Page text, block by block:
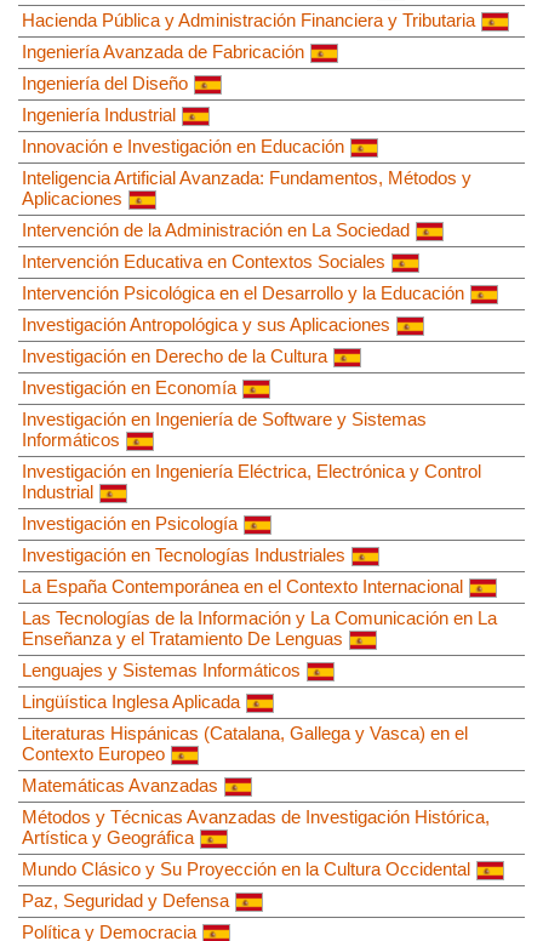
Hacienda Pública y Administración Financiera y Tributaria
Ingeniería Avanzada de Fabricación
Ingeniería del Diseño
Ingeniería Industrial
Innovación e Investigación en Educación
Inteligencia Artificial Avanzada: Fundamentos, Métodos y
Aplicaciones
Intervención de la Administración en La Sociedad
Intervención Educativa en Contextos Sociales
Intervención Psicológica en el Desarrollo y la Educación
Investigación Antropológica y sus Aplicaciones
Investigación en Derecho de la Cultura
Investigación en Economía
Investigación en Ingeniería de Software y Sistemas
Informáticos
Investigación en Ingeniería Eléctrica, Electrónica y Control
Industrial
Investigación en Psicología
Investigación en Tecnologías Industriales
La España Contemporánea en el Contexto Internacional
Las Tecnologías de la Información y La Comunicación en La
Enseñanza y el Tratamiento De Lenguas
Lenguajes y Sistemas Informáticos
Lingüística Inglesa Aplicada
Literaturas Hispánicas (Catalana, Gallega y Vasca) en el
Contexto Europeo
Matemáticas Avanzadas
Métodos y Técnicas Avanzadas de Investigación Histórica,
Artística y Geográfica
Mundo Clásico y Su Proyección en la Cultura Occidental
Paz, Seguridad y Defensa
Política y Democracia